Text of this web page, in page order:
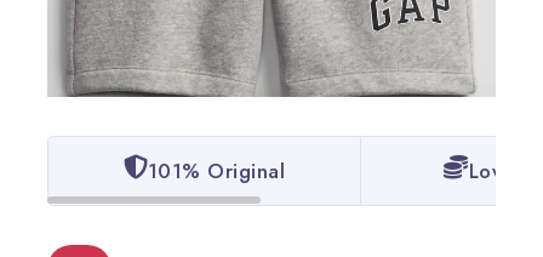
101% Original Lowest